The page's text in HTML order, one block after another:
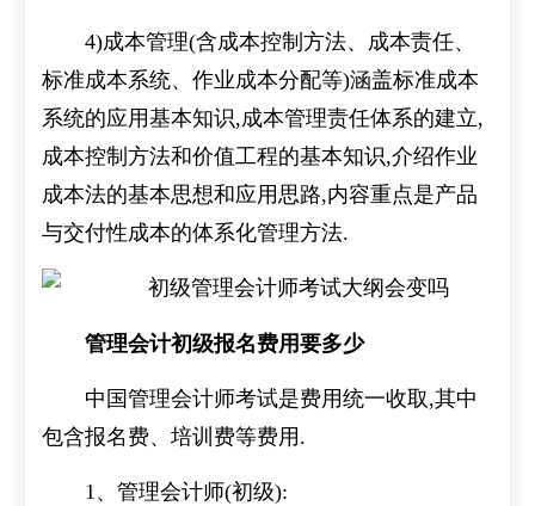
4)成本管理(含成本控制方法、成本责任、
标准成本系统、作业成本分配等)涵盖标准成本
系统的应用基本知识,成本管理责任体系的建立,
成本控制方法和价值工程的基本知识,介绍作业
成本法的基本思想和应用思路,内容重点是产品
与交付性成本的体系化管理方法.
管理会计初级报名费用要多少
中国管理会计师考试是费用统一收取,其中
包含报名费、培训费等费用.
1、管理会计师(初级):